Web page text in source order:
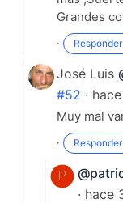
Grandes
·
José Luis
#52 ·
Muy mal
·
· hace